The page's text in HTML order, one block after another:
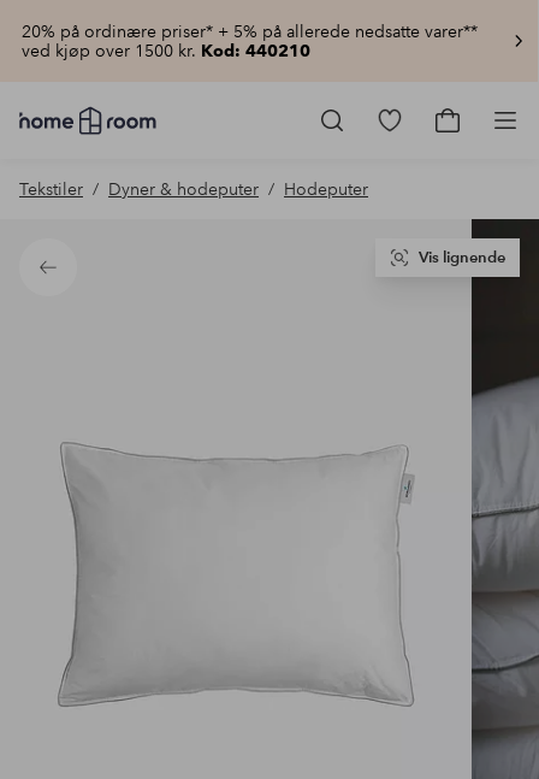
20% på ordinære priser* + 5% på allerede nedsatte varer**
ved kjøp over 1500 kr. Kod: 440210
Homeroom
–
hjemmet
pris
Gå
Gå
Tekstiler Dyner & hodeputer Hodeputer
Tilbake
Vis lignende